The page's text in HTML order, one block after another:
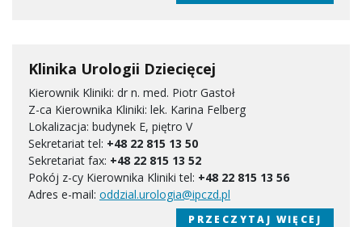
Klinika Urologii Dziecięcej
Kierownik Kliniki: dr n. med. Piotr Gastoł
Z-ca Kierownika Kliniki: lek. Karina Felberg
Lokalizacja: budynek E, piętro V
Sekretariat tel: +48 22 815 13 50
Sekretariat fax: +48 22 815 13 52
Pokój z-cy Kierownika Kliniki tel: +48 22 815 13 56
Adres e-mail: oddzial.urologia@ipczd.pl
PRZECZYTAJ WIĘCEJ